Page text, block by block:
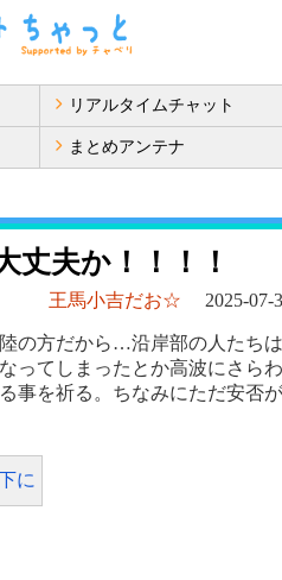
リアルタイムチャット
まとめアンテナ
丈夫か！！！！
王馬小吉だお☆ 2025-07-
の方だから…沿岸部の人たち
ってしまったとか高波にさら
事を祈る。ちなみにただ安否
に